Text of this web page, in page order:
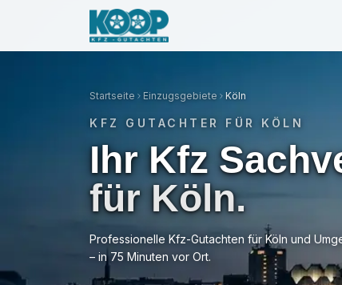
Jetzt erreichbar
Startseite Einzugsgebiete Köln
KFZ GUTACHTER FÜR KÖLN
Ihr Kfz
fürKöln.
Professionelle Kfz-Gutachten für Köln und
– in 75 Minuten vor Ort.